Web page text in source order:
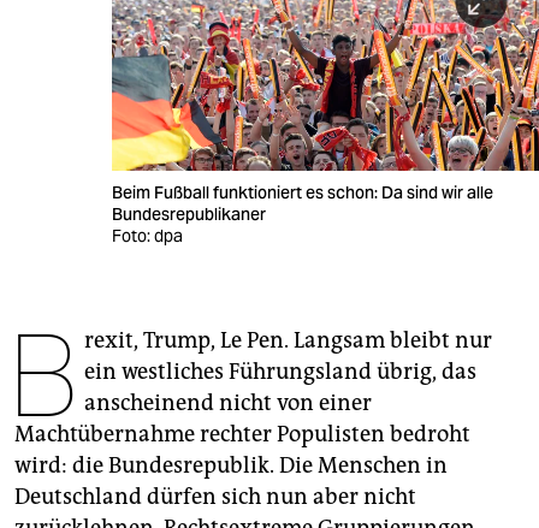
wahrheit
veranstaltungen
unterstützen
genossenschaft
epaper login
Beim Fußball funktioniert es schon: Da sind wir alle
Bundesrepublikaner
Foto: dpa
B rexit, Trump, Le Pen. Langsam bleibt nur
ein westliches Führungsland übrig, das
anscheinend nicht von einer
Machtübernahme rechter Populisten bedroht
wird: die Bundesrepublik. Die Menschen in
Deutschland dürfen sich nun aber nicht